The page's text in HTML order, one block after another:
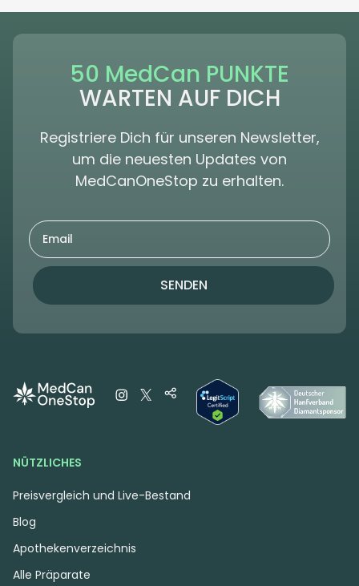
50 MedCan PUNKTE
WARTEN AUF DICH
Registriere Dich für unseren Newsletter,
um die neuesten Updates von
MedCanOneStop zu erhalten.
SENDEN
NÜTZLICHES
Preisvergleich und Live-Bestand
Blog
Apothekenverzeichnis
Alle Präparate